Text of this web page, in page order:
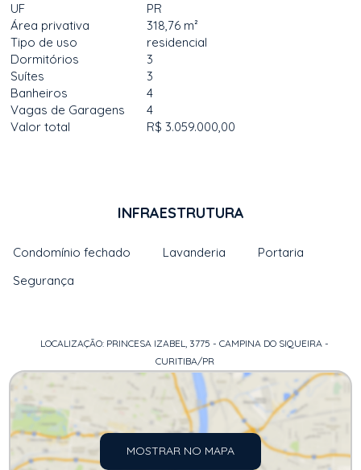
UF
PR
Área privativa
318,76 m²
Tipo de uso
residencial
Dormitórios
3
Suítes
3
Banheiros
4
Vagas de Garagens
4
Valor total
R$ 3.059.000,00
INFRAESTRUTURA
Condomínio fechado Lavanderia
Portaria
Segurança
LOCALIZAÇÃO: PRINCESA IZABEL, 3775 - CAMPINA DO SIQUEIRA -
CURITIBA/PR
MOSTRAR NO MAPA